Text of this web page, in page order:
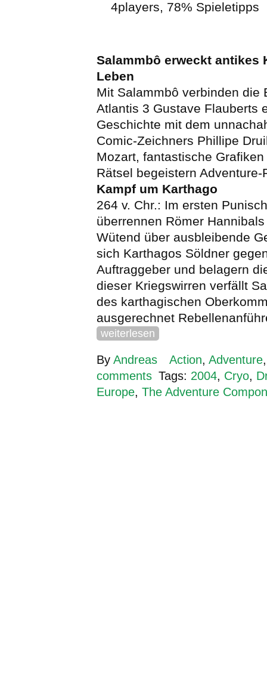
4players, 78% Spieletipps
Salammbô erweckt antikes
Leben
Mit Salammbô verbinden die
Atlantis 3 Gustave Flauberts
Geschichte mit dem
Comic-Zeichners Phillipe
Mozart, fantastische
Rätsel begeistern Adventure-
Kampf um Karthago
264 v. Chr.: Im ersten
überrennen Römer
Wütend über ausbleibende
sich Karthagos Söldner
Auftraggeber und belagern
dieser Kriegswirren verfällt
des karthagischen
ausgerechnet
weiterlesen
By Andreas Action, Adventure
comments Tags: 2004, Cryo,
Europe, The Adventure